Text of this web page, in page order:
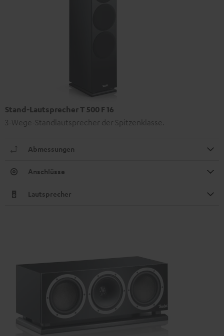
Stand-Lautsprecher T 500 F 16
3-Wege-Standlautsprecher der Spitzenklasse.
Abmessungen
Anschlüsse
Lautsprecher